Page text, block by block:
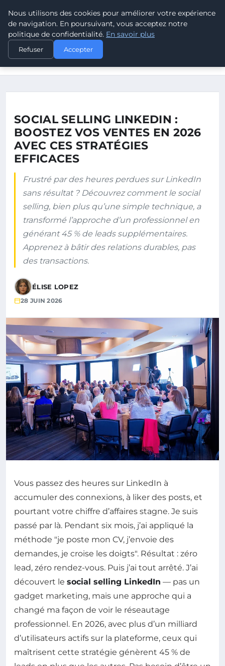
POUVOIR OUVRIER
ACCUEIL
SOCIAL SELLING LINKEDIN : BOOSTEZ VOS VENTES EN 2026
SOCIAL SELLING LINKEDIN :
BOOSTEZ VOS VENTES EN 2026
AVEC CES STRATÉGIES
EFFICACES
Frustré par des heures perdues sur LinkedIn
sans résultat ? Découvrez comment le social
selling, bien plus qu’une simple technique, a
transformé l’approche d’un professionnel en
générant 45 % de leads supplémentaires.
Apprenez à bâtir des relations durables, pas
des transactions.
ÉLISE LOPEZ
28 JUIN 2026
Vous passez des heures sur LinkedIn à
accumuler des connexions, à liker des posts, et
pourtant votre chiffre d’affaires stagne. Je suis
passé par là. Pendant six mois, j’ai appliqué la
méthode "je poste mon CV, j’envoie des
demandes, je croise les doigts". Résultat : zéro
lead, zéro rendez-vous. Puis j’ai tout arrêté. J’ai
découvert le social selling LinkedIn — pas un
gadget marketing, mais une approche qui a
changé ma façon de voir le réseautage
professionnel. En 2026, avec plus d’un milliard
d’utilisateurs actifs sur la plateforme, ceux qui
maîtrisent cette stratégie génèrent 45 % de
Nous utilisons des cookies pour améliorer votre expérience
de navigation. En poursuivant, vous acceptez notre
politique de confidentialité. En savoir plus
Refuser Accepter